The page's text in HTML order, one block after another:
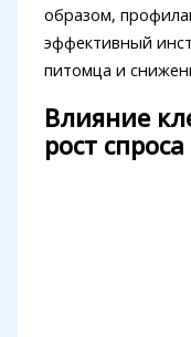
образом,
эффективный
питомца и
Влияние
рост